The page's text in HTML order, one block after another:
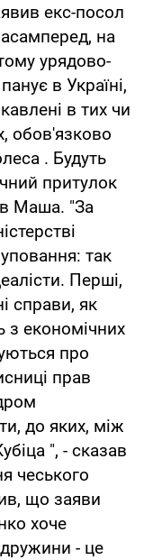
екс-посол
на
урядово-
в Україні,
в тих чи
обов'язково
. Будуть
притулок
Маша. "За
так
Перші,
справи, як
з економічних
про
прав
до яких, між
", - сказав
чеського
що заяви
хоче
дружини - це